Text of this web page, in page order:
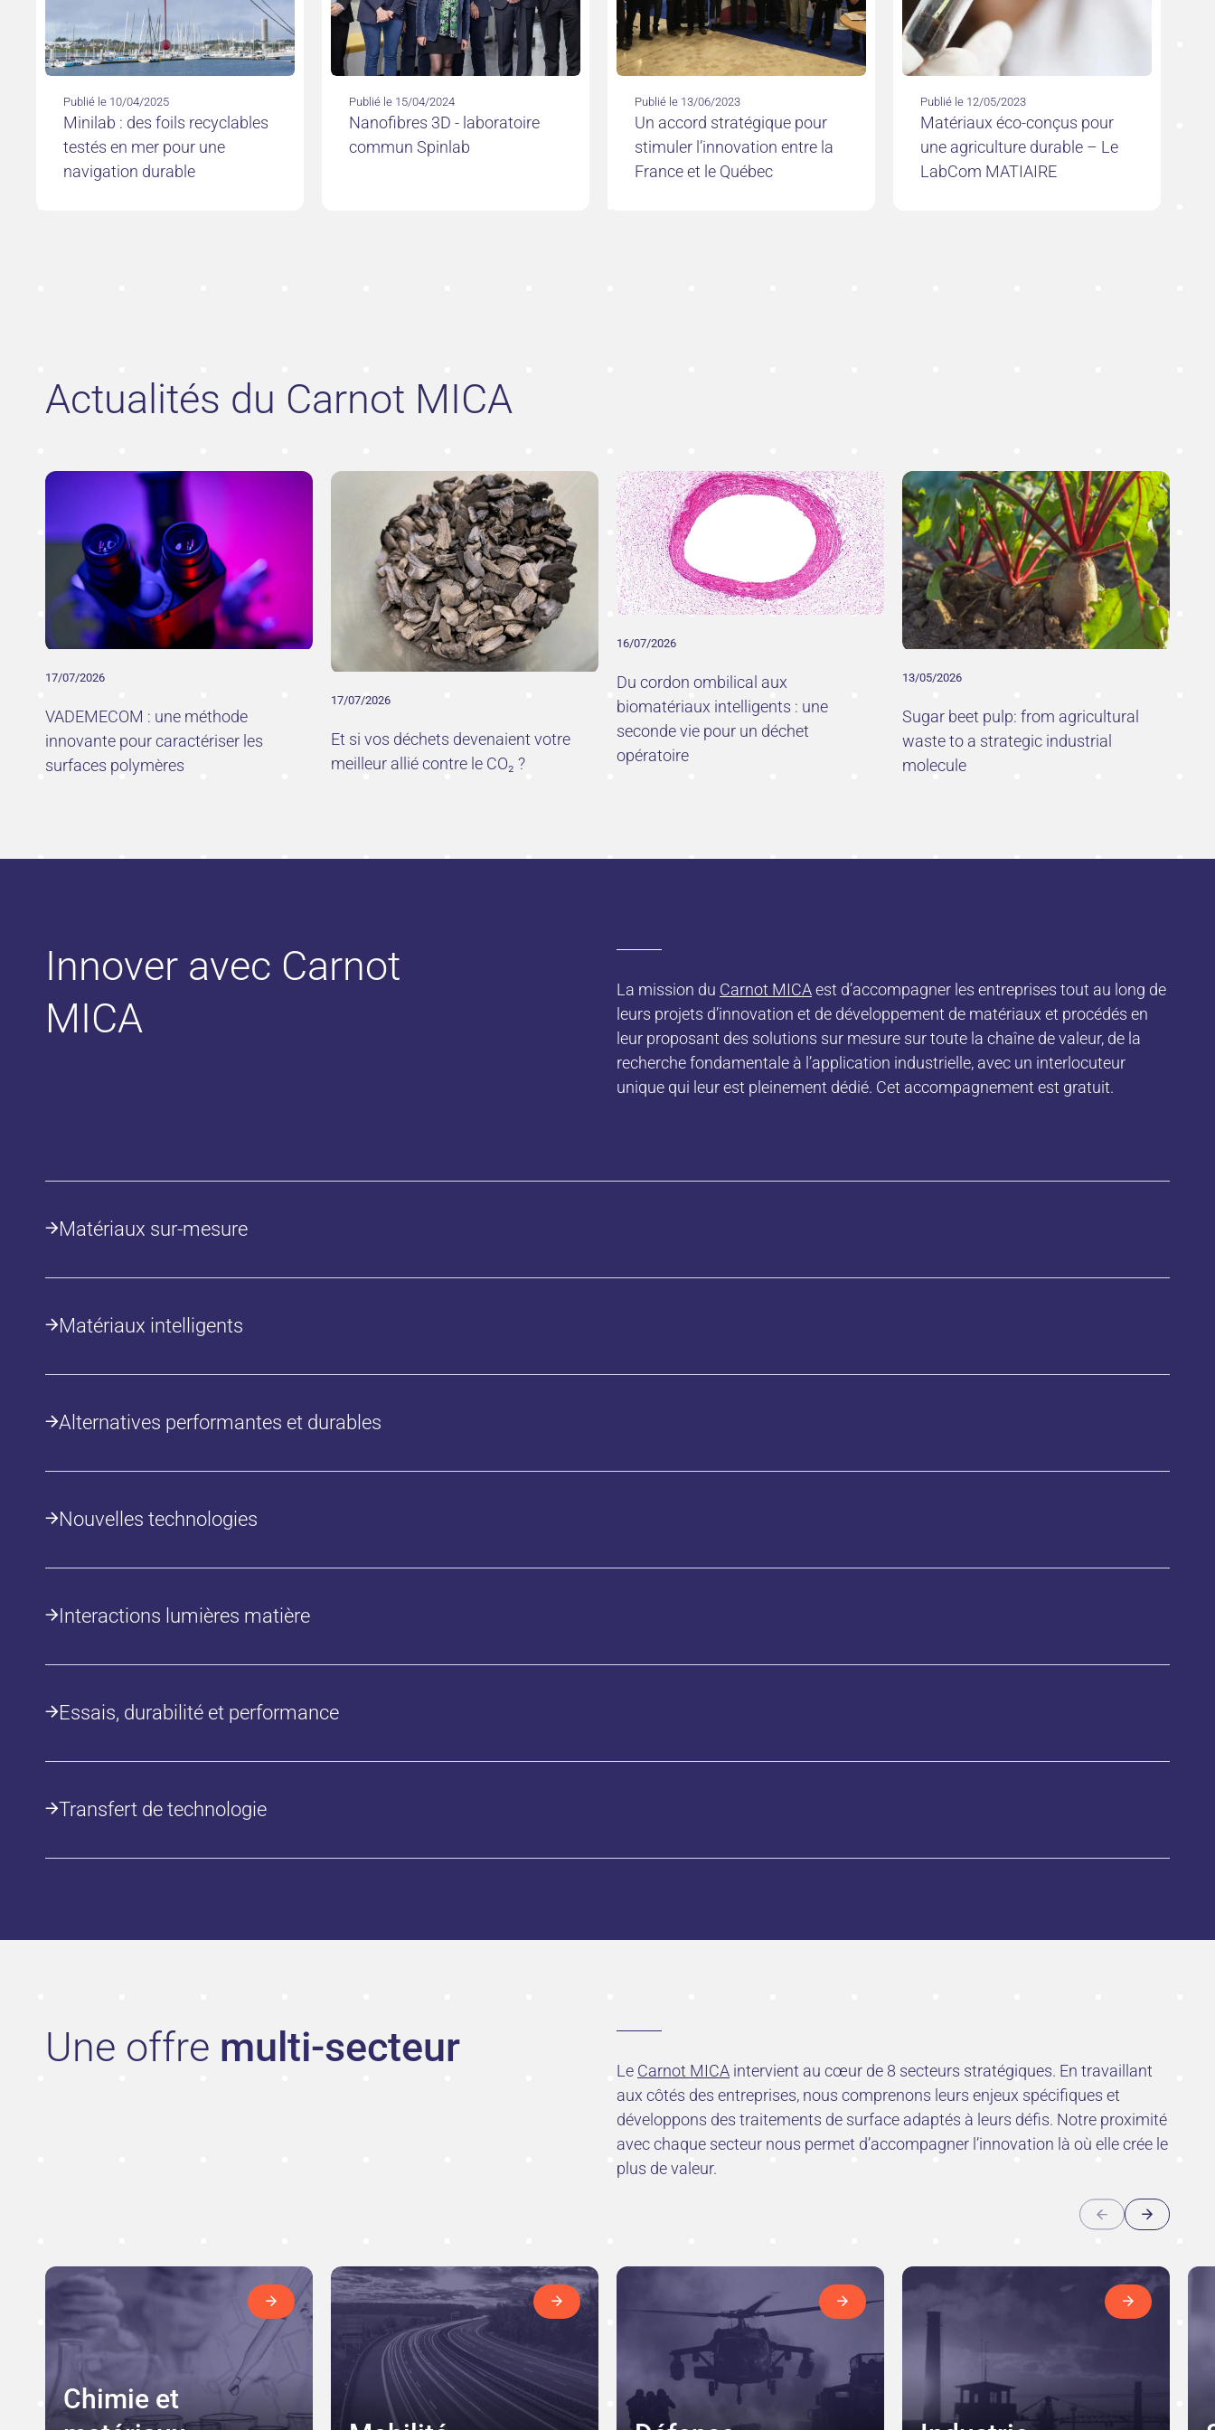
Publié le 10/04/2025
Minilab : des foils recyclables
testés en mer pour une
navigation durable
Publié le 15/04/2024
Nanofibres 3D - laboratoire
commun Spinlab
Publié le 13/06/2023
Un accord stratégique pour
stimuler l’innovation entre la
France et le Québec
Publié le 12/05/2023
Matériaux éco-conçus pour
une agriculture durable – Le
LabCom MATIAIRE
Actualités du Carnot MICA
17/07/2026
VADEMECOM : une méthode
innovante pour caractériser les
surfaces polymères
17/07/2026
Et si vos déchets devenaient votre
meilleur allié contre le CO₂ ?
16/07/2026
Du cordon ombilical aux
biomatériaux intelligents : une
seconde vie pour un déchet
opératoire
13/05/2026
Sugar beet pulp: from agricultural
waste to a strategic industrial
molecule
Innover avec Carnot
MICA
La mission du Carnot MICAest d’accompagner les entreprises tout au long de
leurs projets d’innovation et de développement de matériaux et procédés en
leur proposant des solutions sur mesure sur toute la chaîne de valeur, de la
recherche fondamentale à l’application industrielle, avec un interlocuteur
unique qui leur est pleinement dédié. Cet accompagnement est gratuit.
Matériaux sur-mesure
Matériaux intelligents
Alternatives performantes et durables
Nouvelles technologies
Interactions lumières matière
Essais, durabilité et performance
Transfert de technologie
Une offre multi-secteur Le Carnot MICAintervient au cœur de 8 secteurs stratégiques. En travaillant
aux côtés des entreprises, nous comprenons leurs enjeux spécifiques et
développons des traitements de surface adaptés à leurs défis. Notre proximité
avec chaque secteur nous permet d’accompagner l’innovation là où elle crée le
plus de valeur.
Chimie et